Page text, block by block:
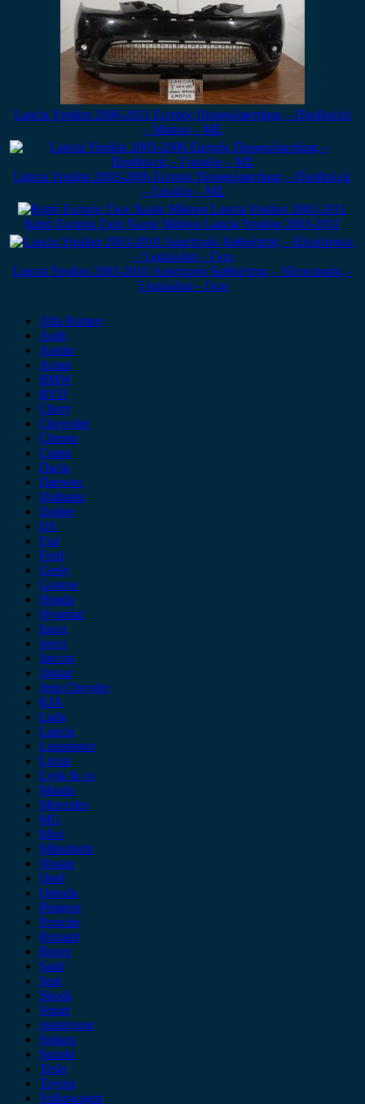
Lancia Ypsilon 2006-2011 Εμπρός Προφυλακτήρας – Προβολείς
– Μαύρο – ΜΣ
Lancia Ypsilon 2003-2006 Εμπρός Προφυλακτήρας – Προβολείς
– Γαλάζιο – ΜΣ
Καπό Εμπρός Γκρι Χωρίς Μάσκα Lancia Ypsilon 2003-2011
Lancia Ypsilon 2003-2010 Αριστερός Καθρέπτης – Ηλεκτρικός –
5 καλώδια – Γκρι
Alfa Romeo
Audi
Austin
Acura
BMW
BYD
Chery
Chevrolet
Citroen
Cupra
Dacia
Daewoo
Daihatsu
Dodge
DS
Fiat
Ford
Geely
Gonow
Honda
Hyundai
Isuzu
iveco
Jaecoo
Jaguar
Jeep Chrysler
KIA
Lada
Lancia
Leapmotor
Lexus
Lynk & co
Mazda
Mercedes
MG
Mini
Mitsubishi
Nissan
Opel
Omoda
Peugeot
Porsche
Renault
Rover
Saab
Seat
Skoda
Smart
ssangyong
Subaru
Suzuki
Tesla
Toyota
Volkswagen